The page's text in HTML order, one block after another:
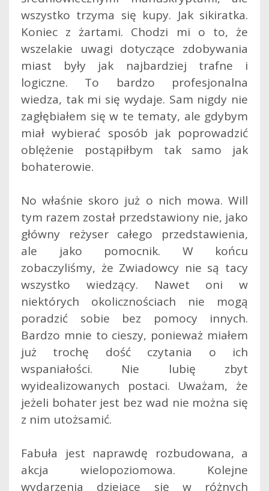
wszystko trzyma się kupy. Jak sikiratka.
Koniec z żartami. Chodzi mi o to, że
wszelakie uwagi dotyczące zdobywania
miast były jak najbardziej trafne i
logiczne. To bardzo profesjonalna
wiedza, tak mi się wydaje. Sam nigdy nie
zagłębiałem się w te tematy, ale gdybym
miał wybierać sposób jak poprowadzić
oblężenie postąpiłbym tak samo jak
bohaterowie.
No właśnie skoro już o nich mowa. Will
tym razem został przedstawiony nie, jako
główny reżyser całego przedstawienia,
ale jako pomocnik. W końcu
zobaczyliśmy, że Zwiadowcy nie są tacy
wszystko wiedzący. Nawet oni w
niektórych okolicznościach nie mogą
poradzić sobie bez pomocy innych.
Bardzo mnie to cieszy, ponieważ miałem
już trochę dość czytania o ich
wspaniałości. Nie lubię zbyt
wyidealizowanych postaci. Uważam, że
jeżeli bohater jest bez wad nie można się
z nim utożsamić.
Fabuła jest naprawdę rozbudowana, a
akcja wielopoziomowa. Kolejne
wydarzenia dziejące się w różnych